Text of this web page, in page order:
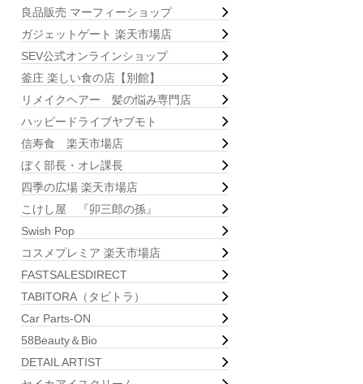
良品販売 マーフィーショップ
ガジェットゲート 楽天市場店
SEV公式オンラインショップ
釜庄 楽しい食の店【別館】
リメイクヘアー 髪の悩み専門店
ハッピードライブヤブモト
信寿食 楽天市場店
ぼく部長・オレ課長
四季の広場 楽天市場店
こけし屋 『卯三郎の孫』
Swish Pop
コスメプレミア 楽天市場店
FASTSALESDIRECT
TABITORA（タビトラ）
Car Parts-ON
58Beauty＆Bio
DETAIL ARTIST